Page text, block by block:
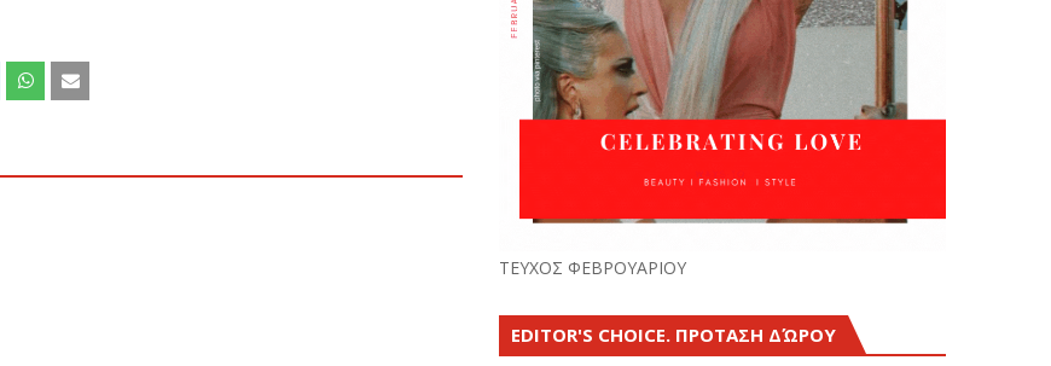
ΤΕΥΧΟΣ ΦΕΒΡΟΥΑΡΙΟΥ
EDITOR'S CHOICE. ΠΡΟΤΑΣΗ ΔΏΡΟΥ